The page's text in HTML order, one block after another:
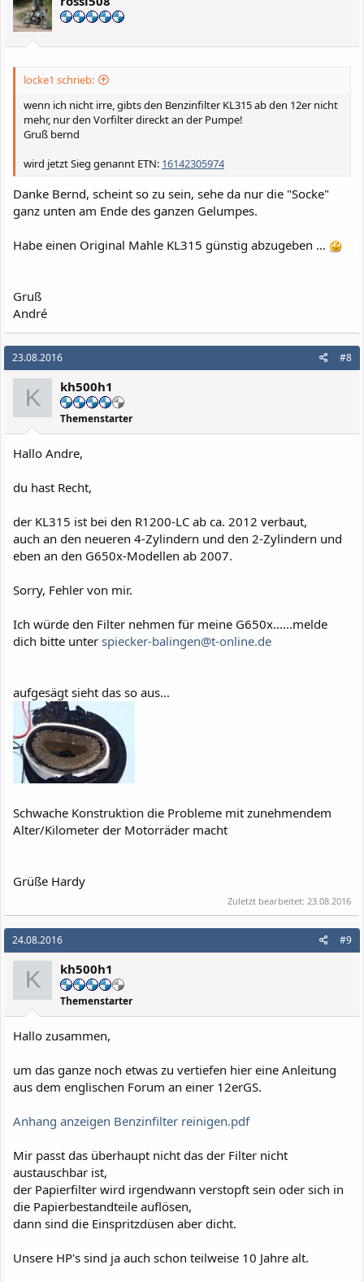
locke1 schrieb:
wenn ich nicht irre, gibts den Benzinfilter KL315 ab den 12er nicht
mehr, nur den Vorfilter direckt an der Pumpe!
Gruß bernd
wird jetzt Sieg genannt ETN: 16142305974
Danke Bernd, scheint so zu sein, sehe da nur die "Socke"
ganz unten am Ende des ganzen Gelumpes.
Habe einen Original Mahle KL315 günstig abzugeben ...
Gruß
André
23.08.2016 #8
K kh500h1
Themenstarter
Hallo Andre,
du hast Recht,
der KL315 ist bei den R1200-LC ab ca. 2012 verbaut,
auch an den neueren 4-Zylindern und den 2-Zylindern und
eben an den G650x-Modellen ab 2007.
Sorry, Fehler von mir.
Ich würde den Filter nehmen für meine G650x......melde
dich bitte unter spiecker-balingen@t-online.de
aufgesägt sieht das so aus...
Schwache Konstruktion die Probleme mit zunehmendem
Alter/Kilometer der Motorräder macht
Grüße Hardy
Zuletzt bearbeitet: 23.08.2016
24.08.2016 #9
K kh500h1
Themenstarter
Hallo zusammen,
um das ganze noch etwas zu vertiefen hier eine Anleitung
aus dem englischen Forum an einer 12erGS.
Anhang anzeigen Benzinfilter reinigen.pdf
Mir passt das überhaupt nicht das der Filter nicht
austauschbar ist,
der Papierfilter wird irgendwann verstopft sein oder sich in
die Papierbestandteile auflösen,
dann sind die Einspritzdüsen aber dicht.
Unsere HP's sind ja auch schon teilweise 10 Jahre alt.